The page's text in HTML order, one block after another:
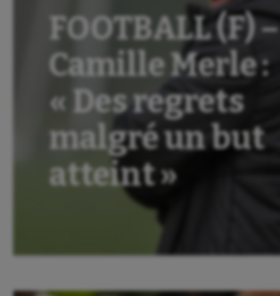
FOOTBALL (F) –
Camille Merle :
« Des regrets
malgré un but
atteint »